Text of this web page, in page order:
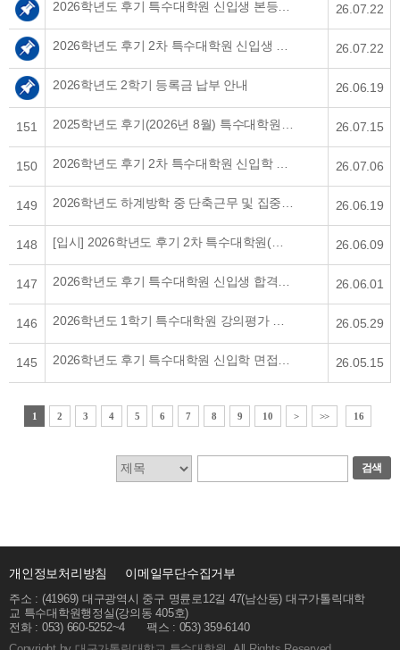
26.07.22
26.07.22
2026학년도 2학기 등록금 납부 안내 26.06.19
151 26.07.15
150 26.07.06
149 26.06.19
148 [입시] 2026학년도 후기 2차 특수대학원(야간 2년제) 신(편)입생 모집 안내 26.06.09
147 26.06.01
146 26.05.29
145 26.05.15
1 2 3 4 5 6 7 8 9 10 > >> 16
검색
개인정보처리방침 이메일무단수집거부
주소 : (41969) 대구광역시 중구 명륜로12길 47(남산동) 대구가톨릭대학
교 특수대학원행정실(강의동 405호)
전화 : 053) 660-5252~4
팩스 : 053) 359-6140